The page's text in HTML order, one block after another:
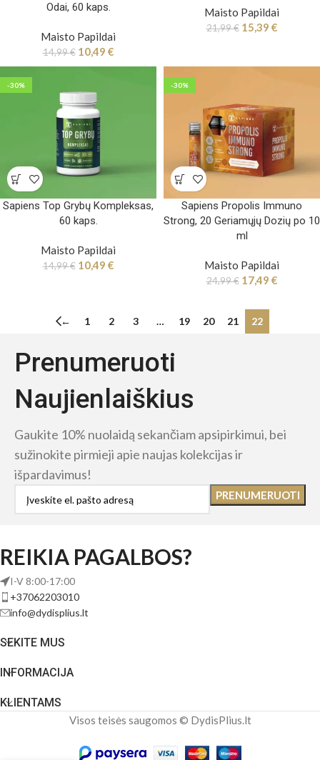
Odai, 60 kaps.
Maisto Papildai
14,99€ 10,49 €
Maisto Papildai
21,99€ 15,39 €
-30%
Sapiens Top Grybų Kompleksas,
60 kaps.
Maisto Papildai
14,99€ 10,49 €
-30%
Sapiens Propolis Immuno
Strong, 20 Geriamųjų Dozių po 10
ml
Maisto Papildai
24,99€ 17,49 €
← 1 2 3 … 19 20 21 22
Prenumeruoti
Naujienlaiškius
Gaukite 10% nuolaidą sekančiam apsipirkimui, bei
sužinokite pirmieji apie naujas kolekcijas ir
išpardavimus!
REIKIA PAGALBOS?
I-V 8:00-17:00
+37062203010
info@dydisplius.lt
SEKITE MUS
INFORMACIJA
KLIENTAMS
Visos teisės saugomos © DydisPlius.lt